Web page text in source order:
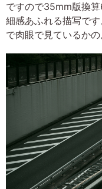
ですので35mm版換
細感あふれる描写で
で肉眼で見ているかの